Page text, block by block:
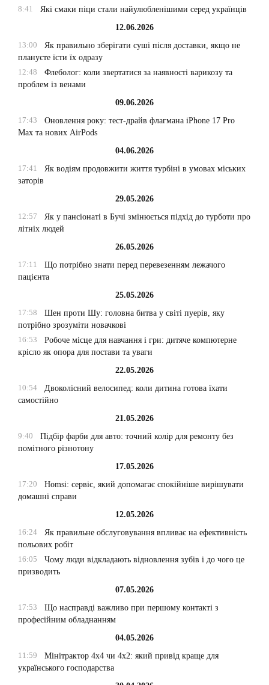
8:41
Які смаки піци стали найулюбленішими серед українців
12.06.2026
13:00
Як правильно зберігати суші після доставки, якщо не
плануєте їсти їх одразу
12:48
Флеболог: коли звертатися за наявності варикозу та
проблем із венами
09.06.2026
17:43
Оновлення року: тест-драйв флагмана iPhone 17 Pro
Max та нових AirPods
04.06.2026
17:41
Як водіям продовжити життя турбіні в умовах міських
заторів
29.05.2026
12:57
Як у пансіонаті в Бучі змінюється підхід до турботи про
літніх людей
26.05.2026
17:11
Що потрібно знати перед перевезенням лежачого
пацієнта
25.05.2026
17:58
Шен проти Шу: головна битва у світі пуерів, яку
потрібно зрозуміти новачкові
16:53
Робоче місце для навчання і гри: дитяче компютерне
крісло як опора для постави та уваги
22.05.2026
10:54
Двоколісний велосипед: коли дитина готова їхати
самостійно
21.05.2026
9:40
Підбір фарби для авто: точний колір для ремонту без
помітного різнотону
17.05.2026
17:20
Homsi: сервіс, який допомагає спокійніше вирішувати
домашні справи
12.05.2026
16:24
Як правильне обслуговування впливає на ефективність
польових робіт
16:05
Чому люди відкладають відновлення зубів і до чого це
призводить
07.05.2026
17:53
Що насправді важливо при першому контакті з
професійним обладнанням
04.05.2026
11:59
Мінітрактор 4х4 чи 4х2: який привід краще для
українського господарства